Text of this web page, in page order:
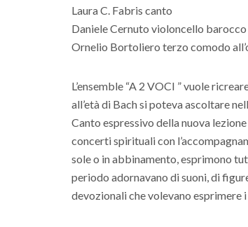
Laura C. Fabris canto
Daniele Cernuto violoncello barocco
Ornelio Bortoliero terzo comodo
L’ensemble “A 2 VOCI ” vuole
all’età di Bach si poteva ascoltare
Canto espressivo della nuova
concerti spirituali con
sole o in abbinamento, esprimono
periodo adornavano di suoni, di
devozionali che volevano esprimere